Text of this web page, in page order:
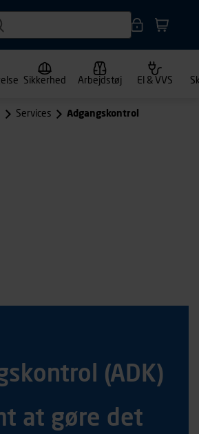
Sikkerhed Arbejdstøj El & VVS
Services Adgangskontrol
(ADK)
at gøre det